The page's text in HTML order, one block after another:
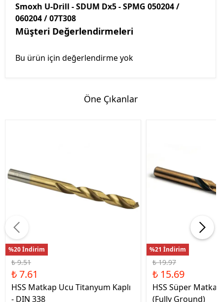
Smoxh U-Drill - SDUM Dx5 - SPMG 050204 /
060204 / 07T308
Müşteri Değerlendirmeleri
Bu ürün için değerlendirme yok
Öne Çıkanlar
%20 İndirim
₺ 9.51
₺ 7.61
HSS Matkap Ucu Titanyum Kaplı
- DIN 338
%21 İndirim
₺ 19.97
₺ 15.69
HSS Süper
(Fully Ground)